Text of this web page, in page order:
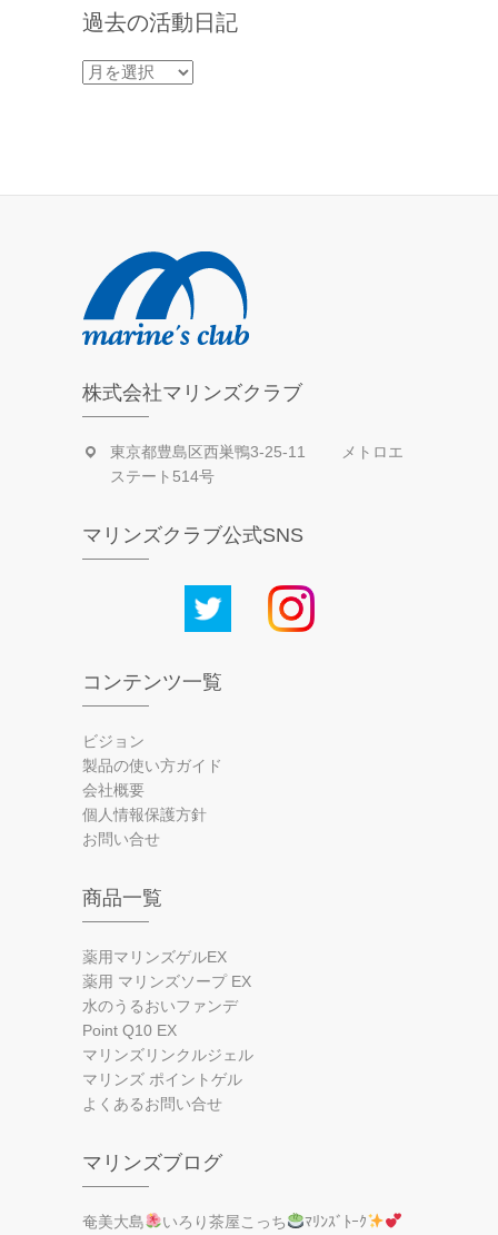
過去の活動日記
過
日
株式会社マリンズクラブ
東京都豊島区西巣鴨3-25-11 メトロエ
ステート514号
マリンズクラブ公式SNS
コンテンツ一覧
ビジョン
製品の使い方ガイド
会社概要
個人情報保護方針
お問い合せ
商品一覧
薬用マリンズゲルEX
薬用 マリンズソープ EX
水のうるおいファンデ
Point Q10 EX
マリンズリンクルジェル
マリンズ ポイントゲル
よくあるお問い合せ
マリンズブログ
奄美大島 いろり茶屋こっち ﾏﾘﾝｽﾞﾄｰｸ